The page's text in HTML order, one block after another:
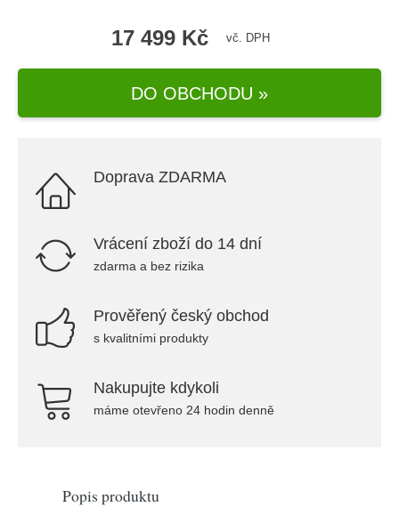
17 499 Kč vč. DPH
DO OBCHODU »
Doprava ZDARMA
Vrácení zboží do 14 dní
zdarma a bez rizika
Prověřený český obchod
s kvalitními produkty
Nakupujte kdykoli
máme otevřeno 24 hodin denně
Popis produktu